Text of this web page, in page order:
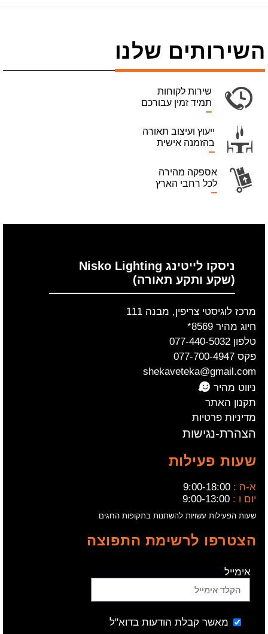
השירותים שלנו
שירות לקוחות
תמיד זמין עבורכם
ייעוץ ועיצוב תאורה
בהזמנה אישית
אספקה מהירה
לכל רחבי הארץ
ניסקו לייטינג Nisko Lighting
(שקע ותקע תאורה)
מרכז לוגיסטי צריפין, מבנה 111
חיוג מהיר 8569*
טלפון 077-440-5032
פקס 077-700-4947
shekaveteka@gmail.com
ניווט מהיר
תקנון האתר
מדיניות פרטיות
הצהרת-נגישות
שעות פעילות
א-ה : 9:00-18:00
יום ו : 9:00-13:00
שעות הפעילות עשויות להשתנות בתקופות החגים
הצטרפו לרשימת התפוצה
אימייל
מאשר קבלת הודעות בדוא"ל